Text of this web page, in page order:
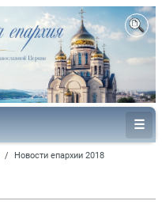
/ Новости епархии 2018